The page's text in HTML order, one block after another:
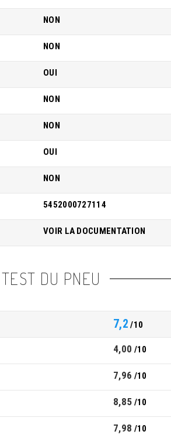
NON
NON
OUI
NON
NON
OUI
NON
5452000727114
VOIR LA DOCUMENTATION
TEST DU PNEU
7,2 /10
4,00 /10
7,96 /10
8,85 /10
7,98 /10